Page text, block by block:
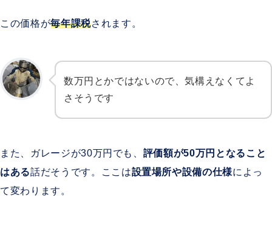
この価格が毎年課税されます。
数万円とかではないので、気構えなくてよ
さそうです
また、ガレージが30万円でも、 評価額が50万円となること
はある話だそうです。ここは設置場所や設備の仕様によっ
て変わります。